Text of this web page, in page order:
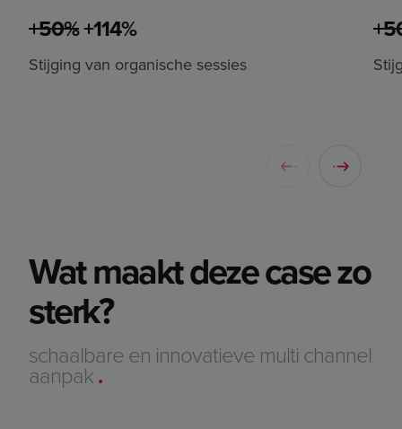
+50%+114%
Stijging van organische sessies
Wat maakt deze case zo
sterk?
schaalbare en innovatieve multi channel
aanpak.